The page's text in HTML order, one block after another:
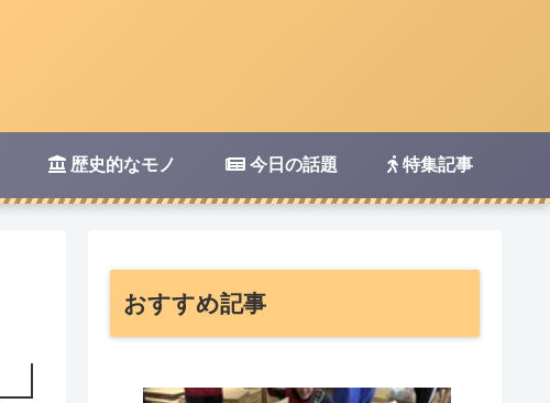
歴史的なモノ 今日の話題 特集記事
おすすめ記事